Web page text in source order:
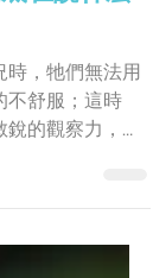
驗血報告
在說什麼
，牠們無法用